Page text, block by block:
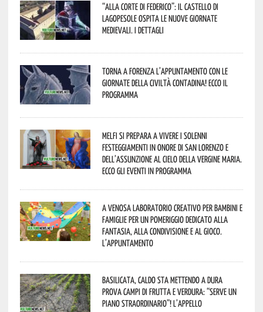
“Alla corte di Federico”: il Castello di
Lagopesole ospita le nuove Giornate
Medievali. I dettagli
Torna a Forenza l’appuntamento con le
Giornate della Civiltà Contadina! Ecco il
programma
Melfi si prepara a vivere i solenni
festeggiamenti in onore di San Lorenzo e
dell’assunzione al cielo della Vergine Maria.
Ecco gli eventi in programma
A Venosa laboratorio creativo per bambini e
famiglie per un pomeriggio dedicato alla
fantasia, alla condivisione e al gioco.
L’appuntamento
Basilicata, caldo sta mettendo a dura
prova campi di frutta e verdura: “Serve un
piano straordinario”! L’appello